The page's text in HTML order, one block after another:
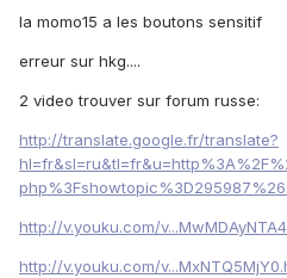
la momo15 a les boutons sensitif
erreur sur hkg....
2 video trouver sur forum russe:
http://translate.google.fr/translate?
http://v.youku.com/
http://v.youku.com/